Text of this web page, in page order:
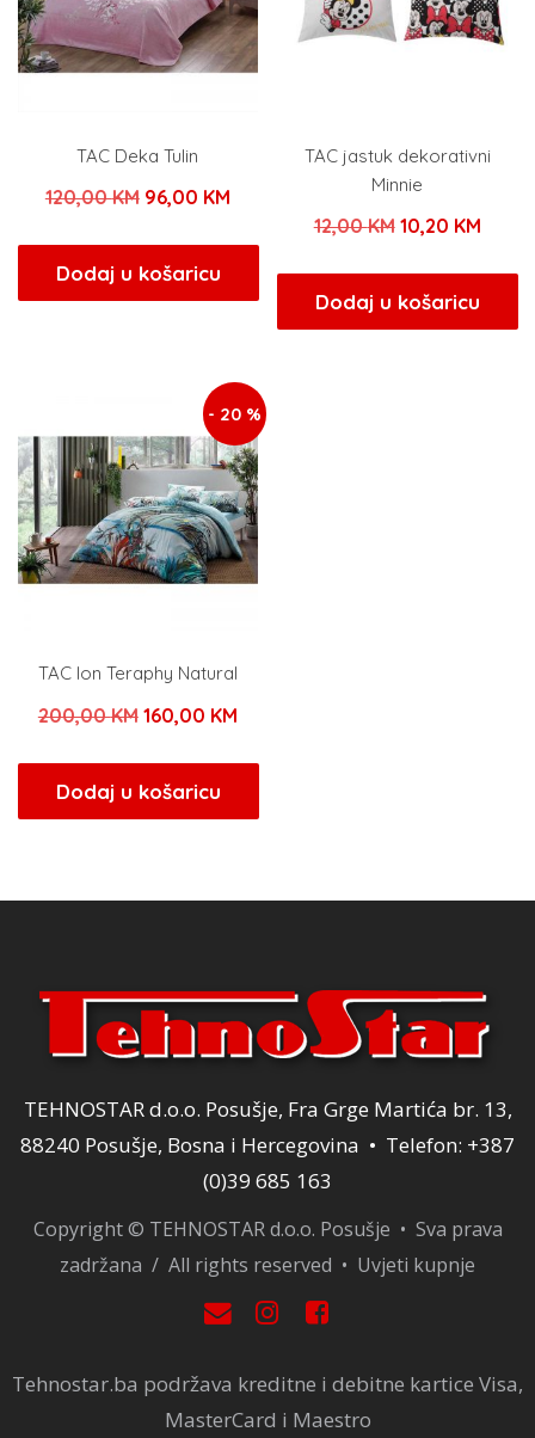
TAC Deka Tulin
120,00KM Izvorna
bila
je:
96,00 KMTrenutna
96,00 KM.
Dodaj u košaricu
TAC jastuk dekorativni
Minnie
12,00KM Izvorna
bila
je:
10,20 KM
10,20
Dodaj u košaricu
- 20 %
TAC Ion Teraphy Natural
200,00KM Izvorna
bila
je:
160,00 KMTrenutna
160,00 KM.
Dodaj u košaricu
TEHNOSTAR d.o.o. Posušje, Fra Grge Martića br. 13,
88240 Posušje, Bosna i Hercegovina • Telefon: +387
(0)39 685 163
Copyright © TEHNOSTAR d.o.o. Posušje • Sva prava
zadržana / All rights reserved • Uvjeti kupnje
Tehnostar.ba podržava kreditne i debitne kartice Visa,
MasterCard i Maestro